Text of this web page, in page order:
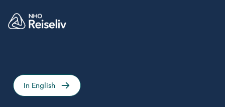
In English